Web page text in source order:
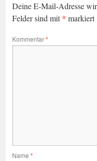
Deine E-Mail-Adresse
Felder sind mit* markiert
Kommentar*
Name *